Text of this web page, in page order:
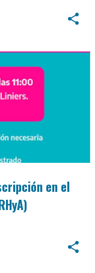
en el